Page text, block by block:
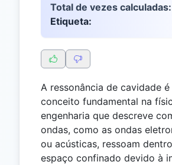
Total de vezes calculadas:
Etiqueta:
A ressonância de cavidade é
conceito fundamental na
engenharia que descreve
ondas, como as ondas
ou acústicas, ressoam
espaço confinado devido à